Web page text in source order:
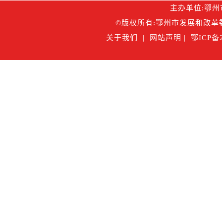
主办单位:鄂
©版权所有:鄂州市发展和改革
关于我们
| 网站声明 | 鄂ICP备